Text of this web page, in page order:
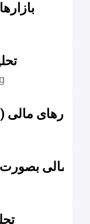
بازارهای
مالی